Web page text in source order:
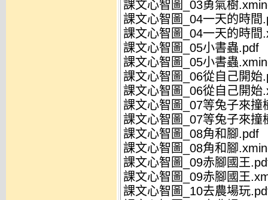
課文心智圖_03勇氣樹
課文心智圖_04一天的時間
課文心智圖_04一天的時間
課文心智圖_05小書蟲.pdf
課文心智圖_05小書蟲
課文心智圖_06從自己開始
課文心智圖_06從自己開始
課文心智圖_07等兔子來撞
課文心智圖_07等兔子來撞
課文心智圖_08角和腳.pdf
課文心智圖_08角和腳
課文心智圖_09赤腳國王
課文心智圖_09赤腳國王
課文心智圖_10去農場玩